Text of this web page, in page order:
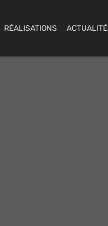
RÉALISATIONS ACTUALITÉ